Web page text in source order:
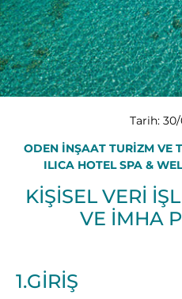
Tarih:
ODEN İNŞAAT TURİZM VE
ILICA HOTEL SPA &
KİŞİSEL VERİ
VE İMHA
1.GİRİŞ